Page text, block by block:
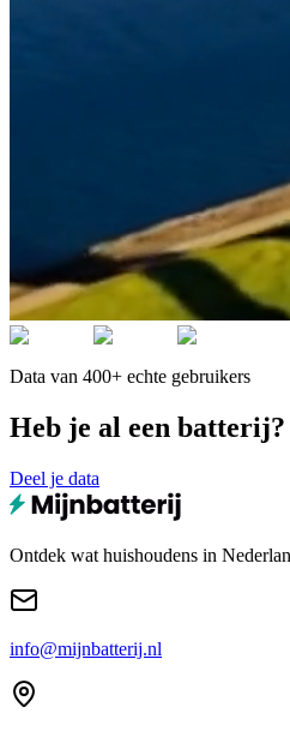
Data van 400+ echte gebruikers
Heb je al een batterij?
Deel je data
Ontdek wat huishoudens in
info@mijnbatterij.nl